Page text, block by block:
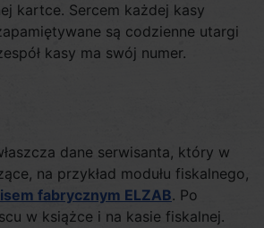
kartce. Sercem każdej kasy
są codzienne utargi
kasy ma swój numer.
dane serwisanta, który w
na przykład modułu fiskalnego,
fabrycznym ELZAB. Po
w książce i na kasie fiskalnej.